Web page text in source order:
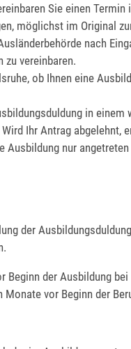
Sie einen Termin
möglichst im Original
nach
zu vereinbaren.
ob Ihnen eine
in einem
Ihr Antrag abgelehnt,
nur
der
Beginn der Ausbildung bei
vor Beginn der